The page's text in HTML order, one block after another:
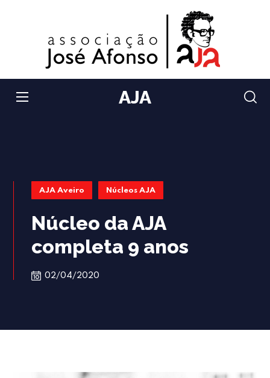
AJA
AJA Aveiro Núcleos AJA
Núcleo da AJA
completa 9 anos
02/04/2020